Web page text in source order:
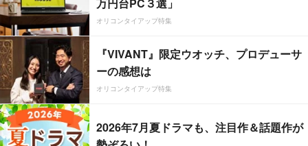
オリコンタイアップ特集
『VIVANT』限定ウオッチ、プロデューサ
ーの感想は
オリコンタイアップ特集
2026年7月夏ドラマも、注目作＆話題作が